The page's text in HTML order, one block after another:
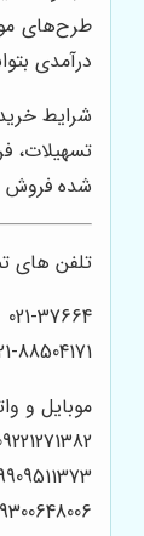
طرح‌های
درآمدی
شرایط
تسهیلات،
شده فروش
تلفن های
021-37664
88504171
موبایل و